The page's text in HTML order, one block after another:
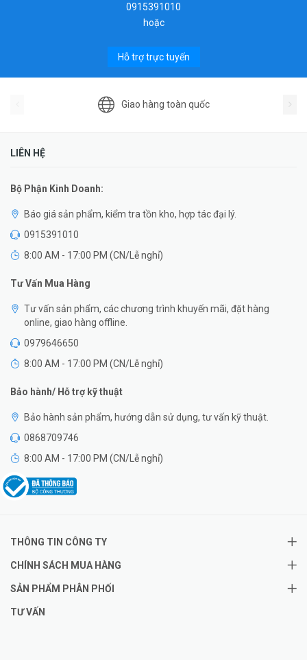
0915391010
hoặc
Hỗ trợ trực tuyến
Giao hàng toàn quốc
LIÊN HỆ
Bộ Phận Kinh Doanh:
Báo giá sản phẩm, kiểm tra tồn kho, hợp tác đại lý.
0915391010
8:00 AM - 17:00 PM (CN/Lễ nghỉ)
Tư Vấn Mua Hàng
Tư vấn sản phẩm, các chương trình khuyến mãi, đặt hàng
online, giao hàng offline.
0979646650
8:00 AM - 17:00 PM (CN/Lễ nghỉ)
Bảo hành/ Hỗ trợ kỹ thuật
Bảo hành sản phẩm, hướng dẫn sử dụng, tư vấn kỹ thuật.
0868709746
8:00 AM - 17:00 PM (CN/Lễ nghỉ)
THÔNG TIN CÔNG TY
CHÍNH SÁCH MUA HÀNG
SẢN PHẨM PHÂN PHỐI
TƯ VẤN